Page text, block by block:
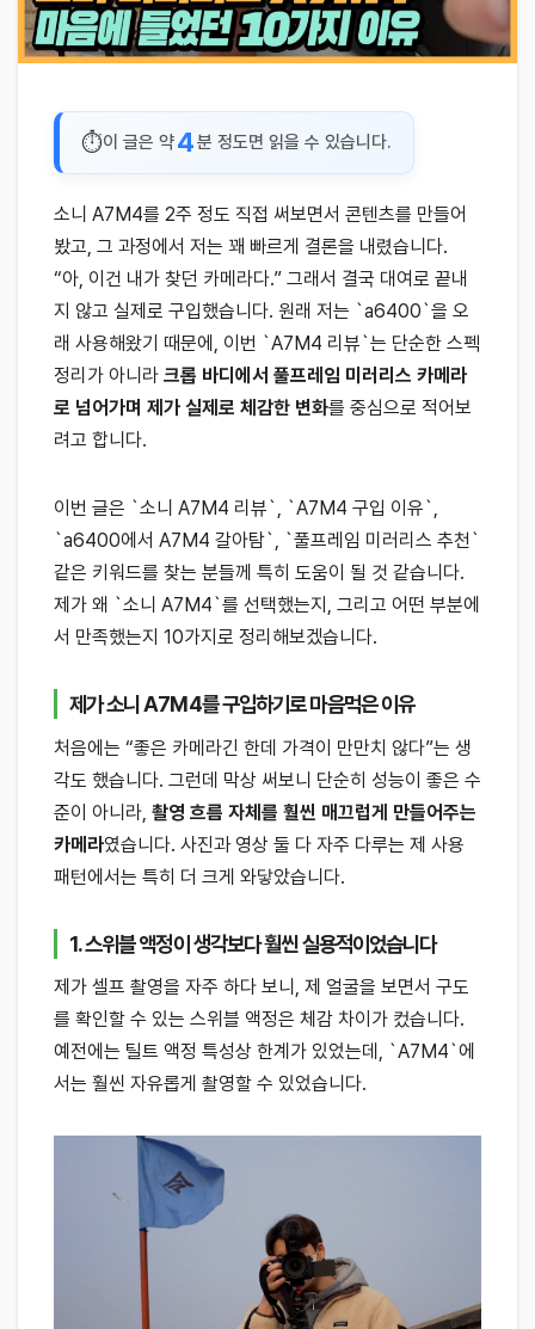
이 글은 약4분 정도면 읽을 수 있습니다.
소니 A7M4를 2주 정도 직접 써보면서 콘텐츠를 만들어
봤고, 그 과정에서 저는 꽤 빠르게 결론을 내렸습니다.
“아, 이건 내가 찾던 카메라다.” 그래서 결국 대여로 끝내
지 않고 실제로 구입했습니다. 원래 저는 `a6400`을 오
래 사용해왔기 때문에, 이번 `A7M4 리뷰`는 단순한 스펙
정리가 아니라 크롭 바디에서 풀프레임 미러리스 카메라
로 넘어가며 제가 실제로 체감한 변화를 중심으로 적어보
려고 합니다.
이번 글은 `소니 A7M4 리뷰`, `A7M4 구입 이유`,
`a6400에서 A7M4 갈아탐`, `풀프레임 미러리스 추천`
같은 키워드를 찾는 분들께 특히 도움이 될 것 같습니다.
제가 왜 `소니 A7M4`를 선택했는지, 그리고 어떤 부분에
서 만족했는지 10가지로 정리해보겠습니다.
제가 소니 A7M4를 구입하기로 마음먹은 이유
처음에는 “좋은 카메라긴 한데 가격이 만만치 않다”는 생
각도 했습니다. 그런데 막상 써보니 단순히 성능이 좋은 수
준이 아니라, 촬영 흐름 자체를 훨씬 매끄럽게 만들어주는
카메라였습니다. 사진과 영상 둘 다 자주 다루는 제 사용
패턴에서는 특히 더 크게 와닿았습니다.
1. 스위블 액정이 생각보다 훨씬 실용적이었습니다
제가 셀프 촬영을 자주 하다 보니, 제 얼굴을 보면서 구도
를 확인할 수 있는 스위블 액정은 체감 차이가 컸습니다.
예전에는 틸트 액정 특성상 한계가 있었는데, `A7M4`에
서는 훨씬 자유롭게 촬영할 수 있었습니다.